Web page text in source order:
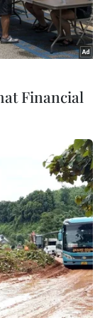
AVG -
này đều có
hình cao
được 2 năm
thể xem
4 ngày tới.
sau sự cố
sự cố gió
Nam Định sẽ
bao đang sử
(DTT) ở ba
Financial